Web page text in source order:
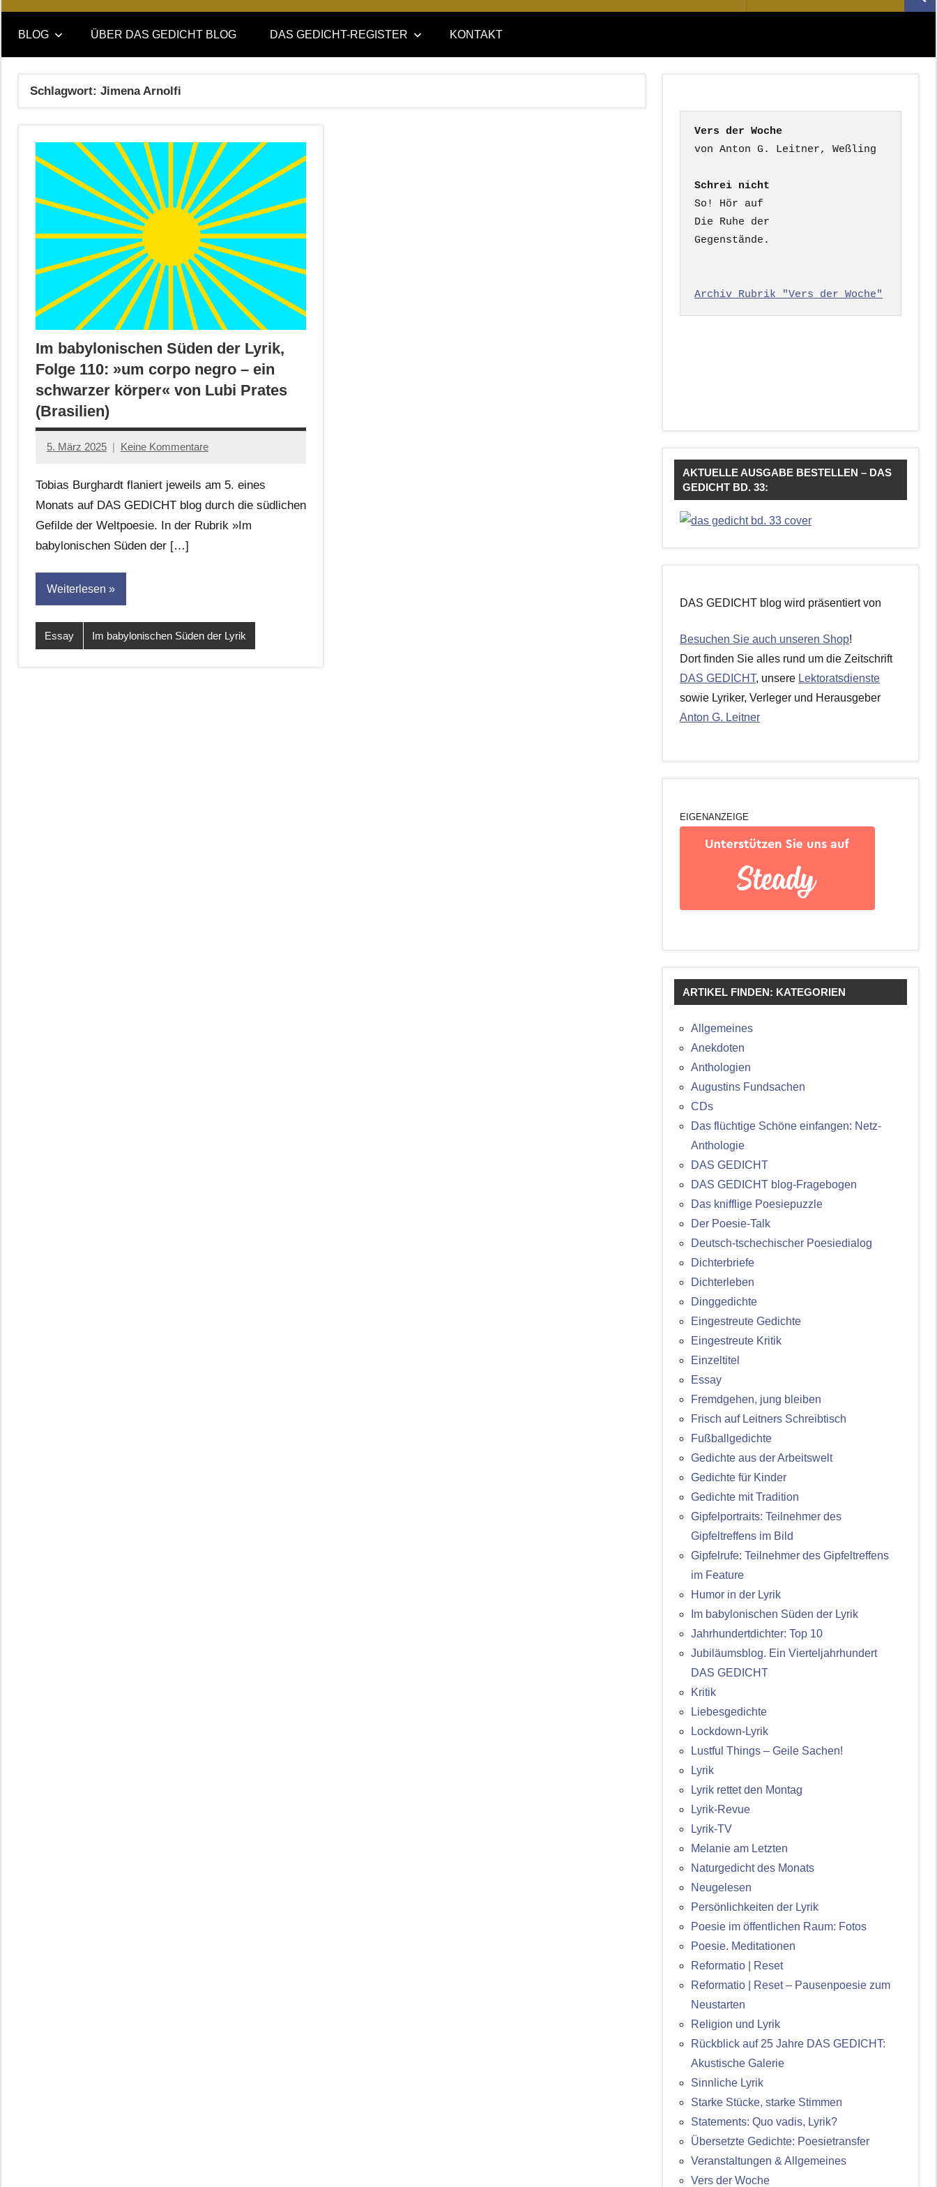
DAS
GEDICHT
blog
DAS
GEDICHT.
Zeitschrift
nach:
BLOG ÜBER DAS GEDICHT BLOG DAS GEDICHT-REGISTER KONTAKT
Schlagwort: Jimena Arnolfi
Im babylonischen Süden der Lyrik,
Folge 110: »um corpo negro – ein
schwarzer körper« von Lubi Prates
(Brasilien)
5. März 2025
Jan-
Hornauer
für
dasgedichtblog
Keine Kommentare
Tobias Burghardt flaniert jeweils am 5. eines
Monats auf DAS GEDICHT blog durch die südlichen
Gefilde der Weltpoesie. In der Rubrik »Im
babylonischen Süden der […]
Weiterlesen
Essay Im babylonischen Süden der Lyrik
Vers der Woche
Schrei nicht
So! Hör auf
Die Ruhe der
Gegenstände.
Archiv Rubrik "Vers der Woche"
AKTUELLE AUSGABE BESTELLEN – DAS
GEDICHT BD. 33:
DAS GEDICHT blog wird präsentiert von
Besuchen Sie auch unseren Shop!
Dort finden Sie alles rund um die Zeitschrift
DAS GEDICHT, unsere Lektoratsdienste
sowie Lyriker, Verleger und Herausgeber
Anton G. Leitner
EIGENANZEIGE
ARTIKEL FINDEN: KATEGORIEN
Allgemeines
Anekdoten
Anthologien
Augustins Fundsachen
CDs
Das flüchtige Schöne einfangen: Netz-
Anthologie
DAS GEDICHT
DAS GEDICHT blog-Fragebogen
Das knifflige Poesiepuzzle
Der Poesie-Talk
Deutsch-tschechischer Poesiedialog
Dichterbriefe
Dichterleben
Dinggedichte
Eingestreute Gedichte
Eingestreute Kritik
Einzeltitel
Essay
Fremdgehen, jung bleiben
Frisch auf Leitners Schreibtisch
Fußballgedichte
Gedichte aus der Arbeitswelt
Gedichte für Kinder
Gedichte mit Tradition
Gipfelportraits: Teilnehmer des
Gipfeltreffens im Bild
Gipfelrufe: Teilnehmer des Gipfeltreffens
im Feature
Humor in der Lyrik
Im babylonischen Süden der Lyrik
Jahrhundertdichter: Top 10
Jubiläumsblog. Ein Vierteljahrhundert
DAS GEDICHT
Kritik
Liebesgedichte
Lockdown-Lyrik
Lustful Things – Geile Sachen!
Lyrik
Lyrik rettet den Montag
Lyrik-Revue
Lyrik-TV
Melanie am Letzten
Naturgedicht des Monats
Neugelesen
Persönlichkeiten der Lyrik
Poesie im öffentlichen Raum: Fotos
Poesie. Meditationen
Reformatio | Reset
Reformatio | Reset – Pausenpoesie zum
Neustarten
Religion und Lyrik
Rückblick auf 25 Jahre DAS GEDICHT:
Akustische Galerie
Sinnliche Lyrik
Starke Stücke, starke Stimmen
Statements: Quo vadis, Lyrik?
Übersetzte Gedichte: Poesietransfer
Veranstaltungen & Allgemeines
Vers der Woche